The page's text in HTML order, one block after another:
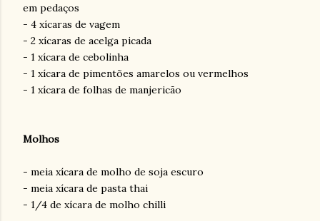
em pedaços
- 4 xícaras de vagem
- 2 xícaras de acelga picada
- 1 xícara de cebolinha
- 1 xícara de pimentões amarelos ou vermelhos
- 1 xícara de folhas de manjericão
Molhos
- meia xícara de molho de soja escuro
- meia xícara de pasta thai
- 1/4 de xícara de molho chilli